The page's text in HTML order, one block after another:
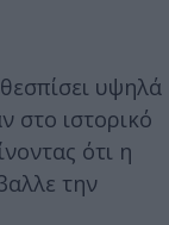
υψηλά
στο ιστορικό
ότι η
την